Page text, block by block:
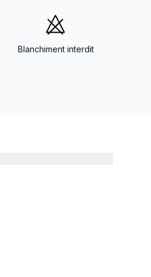
Blanchiment interdit